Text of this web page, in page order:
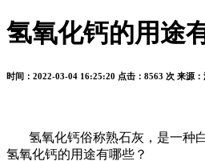
氢氧化钙的用途
时间：2022-03-04 16:25:20 点击：8563 次 来源：
氢氧化钙俗称熟石灰，是一种
氢氧化钙的用途有哪些？